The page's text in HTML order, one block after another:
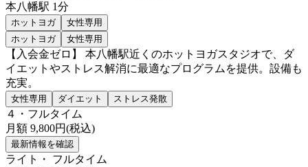
本八幡駅 1分
ホットヨガ
女性専用
ホットヨガ
女性専用
【入会金ゼロ】 本八幡駅近くのホットヨガスタジオで、ダ
イエットやストレス解消に最適なプログラムを提供。設備も
充実。
女性専用 ダイエット ストレス発散
４・フルタイム
月額 9,800円(税込)
最新情報を確認
ライト・ フルタイム